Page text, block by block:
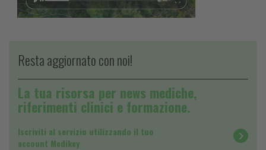
Resta aggiornato con noi!
La tua risorsa per news mediche,
riferimenti clinici e formazione.
Iscriviti al servizio utilizzando il tuo
account Medikey